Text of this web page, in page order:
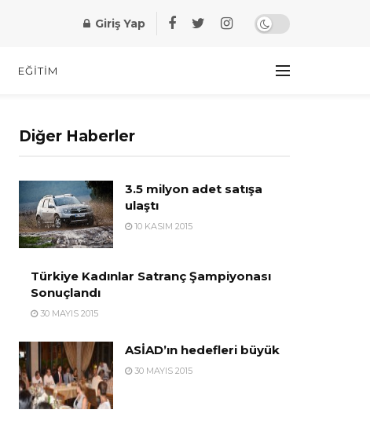
Giriş Yap
EĞITIM
Diğer Haberler
3.5 milyon adet satışa
ulaştı
10 KASIM 2015
Türkiye Kadınlar Satranç Şampiyonası
Sonuçlandı
30 MAYIS 2015
ASİAD’ın hedefleri büyük
30 MAYIS 2015